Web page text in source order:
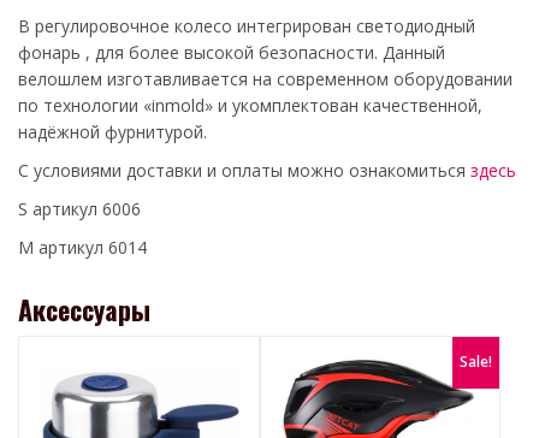
В регулировочное колесо интегрирован светодиодный
фонарь , для более высокой безопасности. Данный
велошлем изготавливается на современном оборудовании
по технологии «inmold» и укомплектован качественной,
надёжной фурнитурой.
С условиями доставки и оплаты можно ознакомиться здесь
S артикул 6006
М артикул 6014
Аксессуары
Sale!